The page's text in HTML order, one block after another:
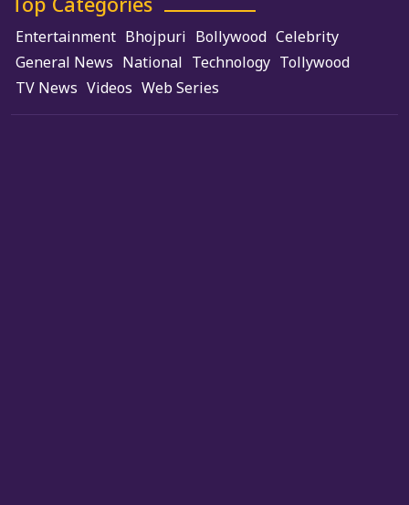
Entertainment Bhojpuri Bollywood Celebrity
General News National Technology Tollywood
TV News Videos Web Series